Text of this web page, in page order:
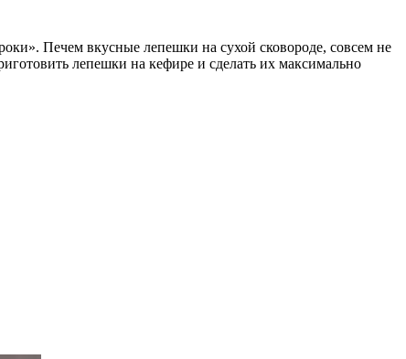
Печем вкусные лепешки на сухой сковороде, совсем не
лепешки на кефире и сделать их максимально